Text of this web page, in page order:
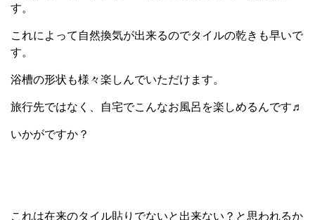
す。
これによって自然換気が出来るのでタイルの乾きも早いで
す。
浴槽の形状も様々楽しんでいただけます。
旅行先ではなく、自宅でこんなお風呂を楽しめるんです♬
いかがですか？
これは在来のタイル貼りでないと出来ない？と思われるか